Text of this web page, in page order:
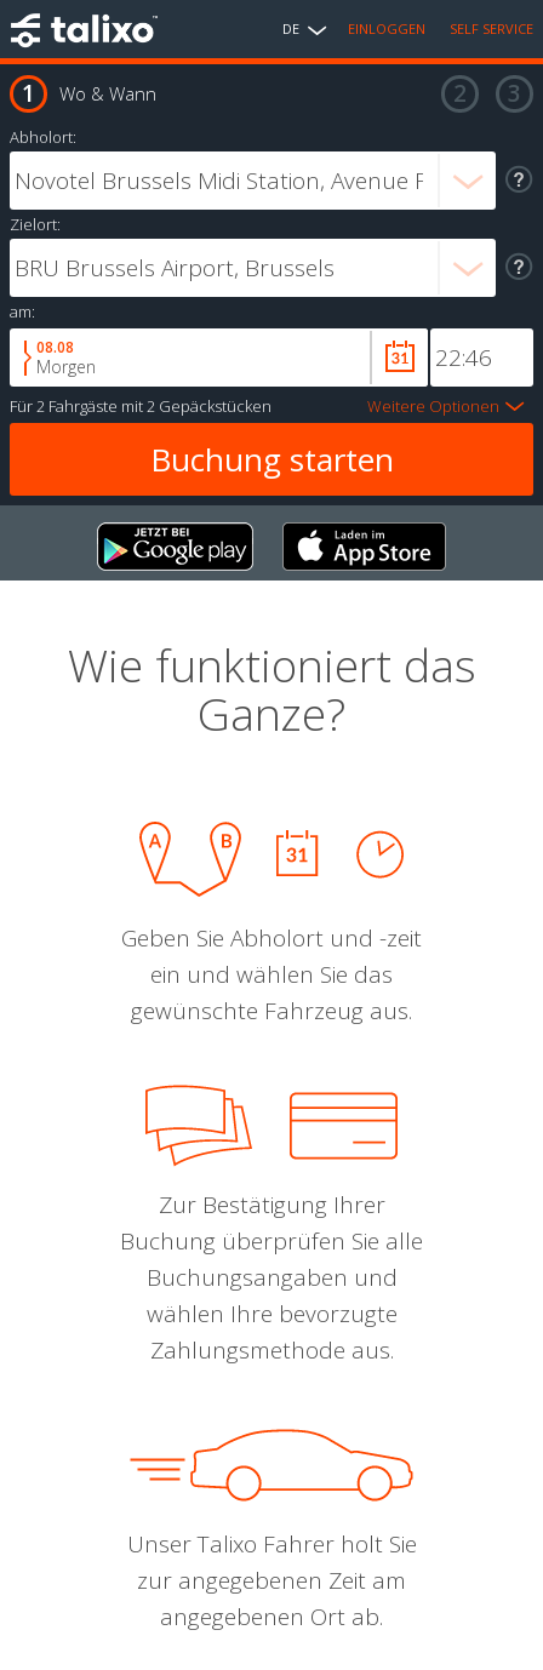
DE EINLOGGEN SELF SERVICE
Wo & Wann
Abholort:
Zielort:
am:
08.08
Morgen
Für2 Fahrgäste mit2 Gepäckstücken Weitere Optionen
Wie funktioniert das
Ganze?
Geben Sie Abholort und -zeit
ein und wählen Sie das
gewünschte Fahrzeug aus.
Zur Bestätigung Ihrer
Buchung überprüfen Sie alle
Buchungsangaben und
wählen Ihre bevorzugte
Zahlungsmethode aus.
Unser Talixo Fahrer holt Sie
zur angegebenen Zeit am
angegebenen Ort ab.